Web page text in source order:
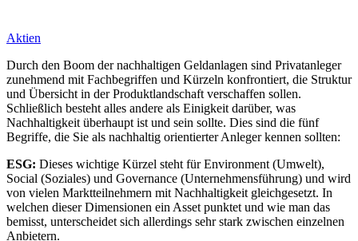
Aktien
Durch den Boom der nachhaltigen Geldanlagen sind Privatanleger
zunehmend mit Fachbegriffen und Kürzeln konfrontiert, die Struktur
und Übersicht in der Produktlandschaft verschaffen sollen.
Schließlich besteht alles andere als Einigkeit darüber, was
Nachhaltigkeit überhaupt ist und sein sollte. Dies sind die fünf
Begriffe, die Sie als nachhaltig orientierter Anleger kennen sollten:
ESG: Dieses wichtige Kürzel steht für Environment (Umwelt),
Social (Soziales) und Governance (Unternehmensführung) und wird
von vielen Marktteilnehmern mit Nachhaltigkeit gleichgesetzt. In
welchen dieser Dimensionen ein Asset punktet und wie man das
bemisst, unterscheidet sich allerdings sehr stark zwischen einzelnen
Anbietern.